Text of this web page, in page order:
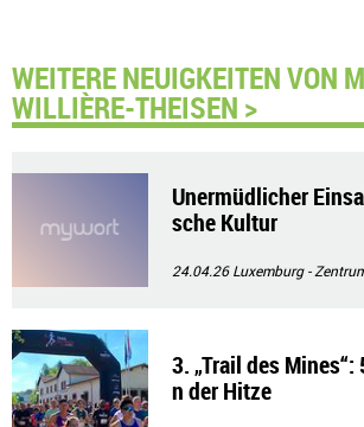
WEITERE NEUIGKEITEN VON
WILLIÈRE-THEISEN >
Unermüdlicher
sche Kultur
24.04.26Luxemburg -
3. „Trail des
n der Hitze